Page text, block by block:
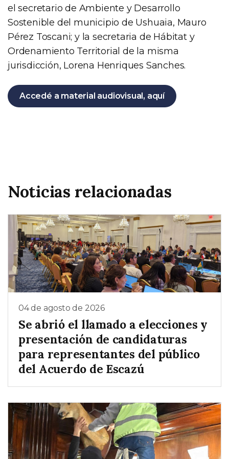
el secretario de Ambiente y Desarrollo
Sostenible del municipio de Ushuaia, Mauro
Pérez Toscani; y la secretaria de Hábitat y
Ordenamiento Territorial de la misma
jurisdicción, Lorena Henriques Sanches.
Accedé a material audiovisual, aquí
Noticias relacionadas
04 de agosto de 2026
Se abrió el llamado a elecciones y
presentación de candidaturas
para representantes del público
del Acuerdo de Escazú